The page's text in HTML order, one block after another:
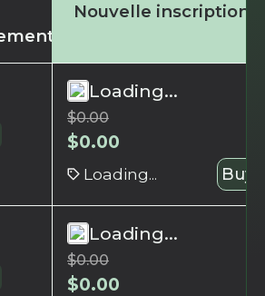
Nouvelle inscription
Loading...
$0.00
$0.00
Loading... Buy
Loading...
$0.00
$0.00